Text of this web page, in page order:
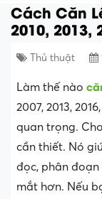
Cách Căn
2010, 2013,
Thủ thuật
Làm thế nào
2007, 2013,
quan trọng.
cần thiết. Nó
đọc, phân đoạn
mắt hơn. Nếu